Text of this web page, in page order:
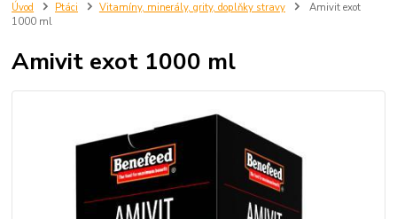
Úvod Ptáci Vitamíny, minerály, grity, doplňky stravy
Amivit exot
1000 ml
Amivit exot 1000 ml